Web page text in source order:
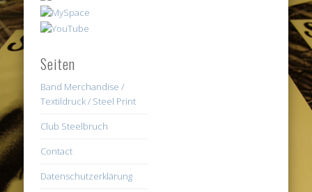
Seiten
Band Merchandise /
Textildruck / Steel Print
Club Steelbruch
Contact
Datenschutzerklärung